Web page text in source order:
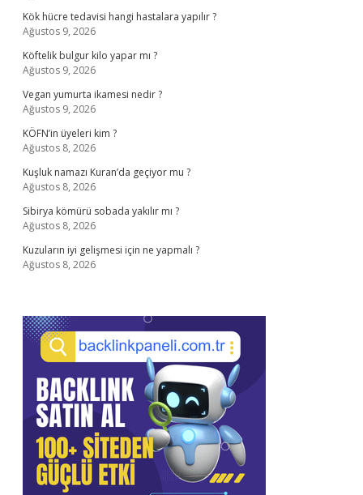
Kök hücre tedavisi hangi hastalara yapılır ?
Ağustos 9, 2026
Köftelik bulgur kilo yapar mı ?
Ağustos 9, 2026
Vegan yumurta ikamesi nedir ?
Ağustos 9, 2026
KÖFN’in üyeleri kim ?
Ağustos 8, 2026
Kuşluk namazı Kuran’da geçiyor mu ?
Ağustos 8, 2026
Sibirya kömürü sobada yakılır mı ?
Ağustos 8, 2026
Kuzuların iyi gelişmesi için ne yapmalı ?
Ağustos 8, 2026